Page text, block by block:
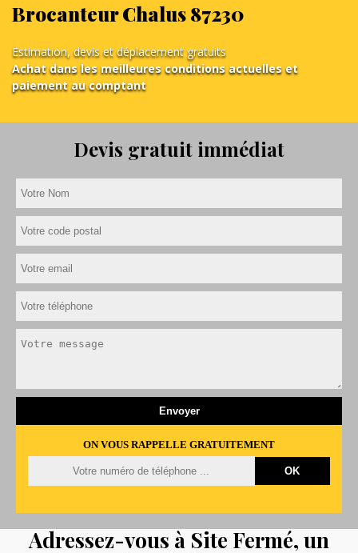
Brocanteur Chalus 87230
Estimation, devis et déplacement gratuits
Achat dans les meilleures conditions actuelles et
paiement au comptant
Devis gratuit immédiat
ON VOUS RAPPELLE GRATUITEMENT
Adressez-vous à Site Fermé, un